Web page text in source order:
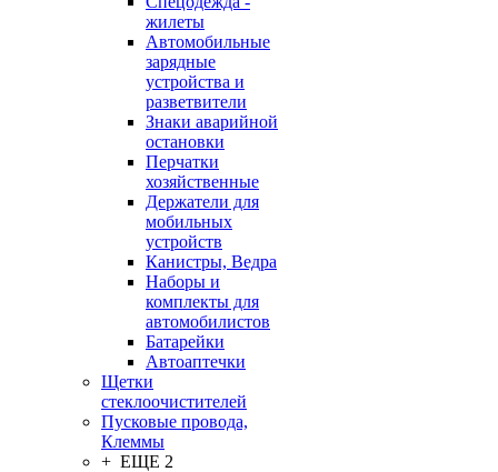
жилеты
Автомобильные
зарядные
устройства и
разветвители
Знаки аварийной
остановки
Перчатки
хозяйственные
Держатели для
мобильных
устройств
Канистры, Ведра
Наборы и
комплекты для
автомобилистов
Батарейки
Автоаптечки
Щетки
стеклоочистителей
Пусковые провода,
Клеммы
+ ЕЩЕ 2